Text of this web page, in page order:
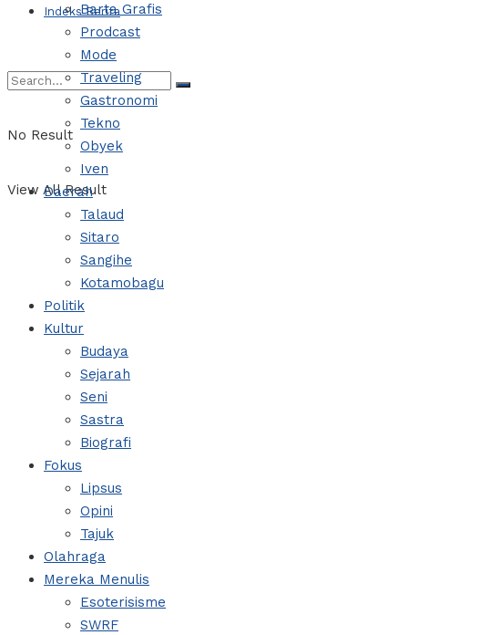
Indeks Berita
No Result
View All Result
Barta Grafis
Prodcast
Mode
Traveling
Gastronomi
Tekno
Obyek
Iven
Daerah
Talaud
Sitaro
Sangihe
Kotamobagu
Politik
Kultur
Budaya
Sejarah
Seni
Sastra
Biografi
Fokus
Lipsus
Opini
Tajuk
Olahraga
Mereka Menulis
Esoterisisme
SWRF